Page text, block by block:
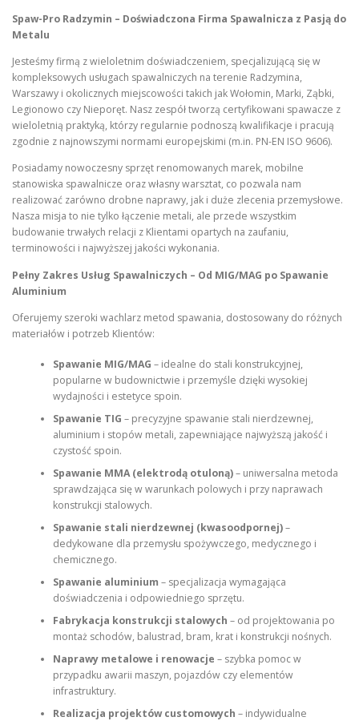
Spaw-Pro Radzymin – Doświadczona Firma Spawalnicza z Pasją do
Metalu
Jesteśmy firmą z wieloletnim doświadczeniem, specjalizującą się w
kompleksowych usługach spawalniczych na terenie Radzymina,
Warszawy i okolicznych miejscowości takich jak Wołomin, Marki, Ząbki,
Legionowo czy Nieporęt. Nasz zespół tworzą certyfikowani spawacze z
wieloletnią praktyką, którzy regularnie podnoszą kwalifikacje i pracują
zgodnie z najnowszymi normami europejskimi (m.in. PN-EN ISO 9606).
Posiadamy nowoczesny sprzęt renomowanych marek, mobilne
stanowiska spawalnicze oraz własny warsztat, co pozwala nam
realizować zarówno drobne naprawy, jak i duże zlecenia przemysłowe.
Nasza misja to nie tylko łączenie metali, ale przede wszystkim
budowanie trwałych relacji z Klientami opartych na zaufaniu,
terminowości i najwyższej jakości wykonania.
Pełny Zakres Usług Spawalniczych – Od MIG/MAG po Spawanie
Aluminium
Oferujemy szeroki wachlarz metod spawania, dostosowany do różnych
materiałów i potrzeb Klientów:
Spawanie MIG/MAG – idealne do stali konstrukcyjnej,
popularne w budownictwie i przemyśle dzięki wysokiej
wydajności i estetyce spoin.
Spawanie TIG – precyzyjne spawanie stali nierdzewnej,
aluminium i stopów metali, zapewniające najwyższą jakość i
czystość spoin.
Spawanie MMA (elektrodą otuloną)– uniwersalna metoda
sprawdzająca się w warunkach polowych i przy naprawach
konstrukcji stalowych.
Spawanie stali nierdzewnej (kwasoodpornej)–
dedykowane dla przemysłu spożywczego, medycznego i
chemicznego.
Spawanie aluminium – specjalizacja wymagająca
doświadczenia i odpowiedniego sprzętu.
Fabrykacja konstrukcji stalowych – od projektowania po
montaż schodów, balustrad, bram, krat i konstrukcji nośnych.
Naprawy metalowe i renowacje – szybka pomoc w
przypadku awarii maszyn, pojazdów czy elementów
infrastruktury.
Realizacja projektów customowych – indywidualne